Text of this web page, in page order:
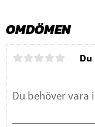
OMDÖMEN
Du